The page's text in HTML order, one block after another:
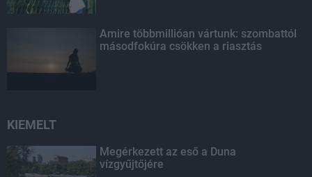
Amire többmillióan vártunk: szombattól
másodfokúra csökken a riasztás
KIEMELT
Megérkezett az eső a Duna
vízgyűjtőjére